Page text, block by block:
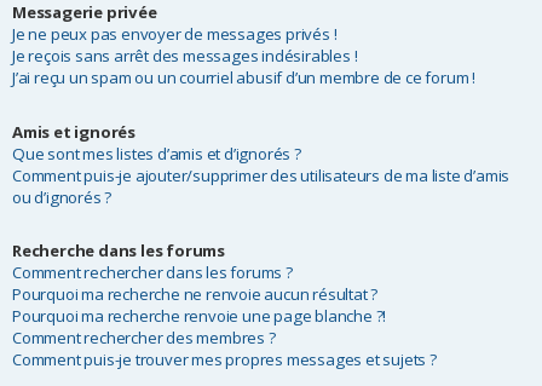
Messagerie privée
Je ne peux pas envoyer de messages privés !
Je reçois sans arrêt des messages indésirables !
J’ai reçu un spam ou un courriel abusif d’un membre de ce forum !
Amis et ignorés
Que sont mes listes d’amis et d’ignorés ?
Comment puis-je ajouter/supprimer des utilisateurs de ma liste d’amis
ou d’ignorés ?
Recherche dans les forums
Comment rechercher dans les forums ?
Pourquoi ma recherche ne renvoie aucun résultat ?
Pourquoi ma recherche renvoie une page blanche ?!
Comment rechercher des membres ?
Comment puis-je trouver mes propres messages et sujets ?